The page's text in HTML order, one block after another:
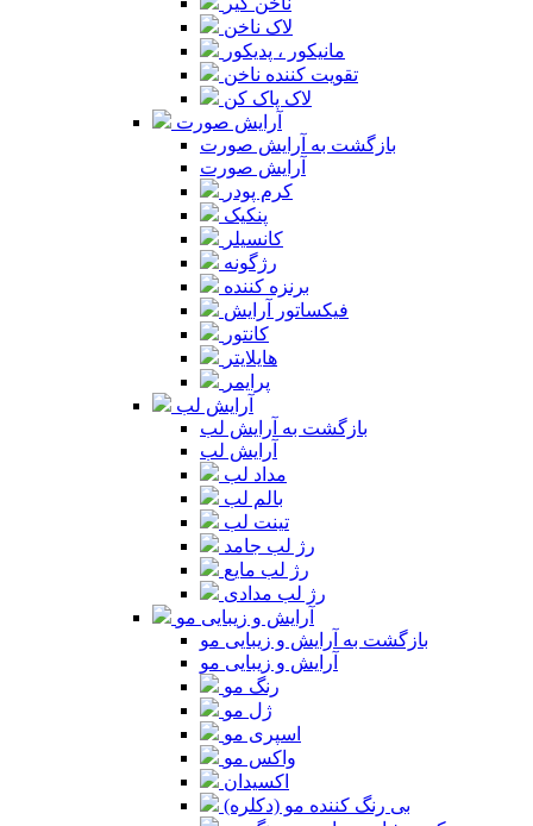
لاک ناخن
مانیکور ، پدیکور
تقویت کننده ناخن
لاک پاک کن
آرایش صورت
بازگشت به آرایش صورت
آرایش صورت
کرم پودر
پنکیک
کانسیلر
رژگونه
برنزه کننده
فیکساتور آرایش
کانتور
هایلایتر
پرایمر
آرایش لب
بازگشت به آرایش لب
آرایش لب
مداد لب
بالم لب
تینت لب
رژ لب جامد
رژ لب مایع
رژ لب مدادی
آرایش و زیبایی مو
بازگشت به آرایش و زیبایی مو
آرایش و زیبایی مو
رنگ مو
ژل مو
اسپری مو
واکس مو
اکسیدان
بی رنگ کننده مو (دکلره)